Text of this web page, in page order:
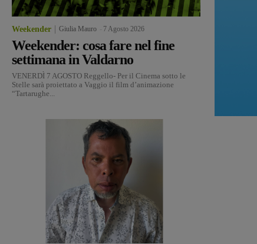
Weekender Giulia Mauro 7 Agosto 2026
Weekender: cosa fare nel fine
settimana in Valdarno
VENERDÌ 7 AGOSTO Reggello- Per il Cinema sotto le
Stelle sarà proiettato a Vaggio il film d’animazione
“Tartarughe...